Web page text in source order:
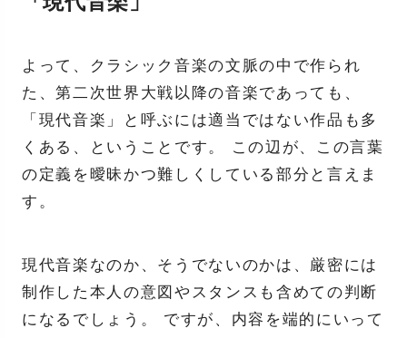
よって、クラシック音楽の文脈の中で作られ
た、第二次世界大戦以降の音楽であっても、
「現代音楽」と呼ぶには適当ではない作品も多
くある、ということです。 この辺が、この言葉
の定義を曖昧かつ難しくしている部分と言えま
す。
現代音楽なのか、そうでないのかは、厳密には
制作した本人の意図やスタンスも含めての判断
になるでしょう。 ですが、内容を端的にいって